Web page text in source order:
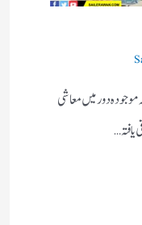
دور میں معاشی
یافتہ…